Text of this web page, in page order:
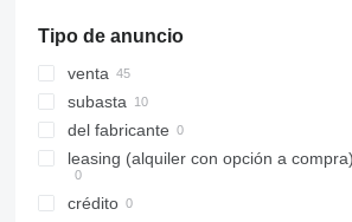
Tipo de anuncio
venta
subasta
del fabricante
leasing (alquiler con opción a compra)
crédito